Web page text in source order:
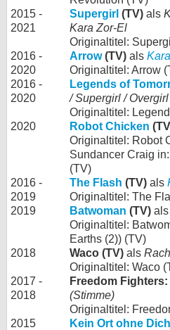
2015 -
2021
Supergirl (TV) als
Kara Zor-El
Originaltitel:
2016 -
2020
Arrow(TV) als
Originaltitel: Arrow
2016 -
2020
Legends of
/ Supergirl / Overgirl
Originaltitel:
2020
Robot Chicken
Originaltitel: Robot
Sundancer Craig
(TV)
2016 -
2019
The Flash (TV) als
Originaltitel: The
2019
Batwoman (TV) als
Originaltitel:
Earths (2)) (TV)
2018
Waco (TV) als
Originaltitel: Waco
2017 -
2018
Freedom
(Stimme)
Originaltitel:
2015
Kein Ort ohne Dich